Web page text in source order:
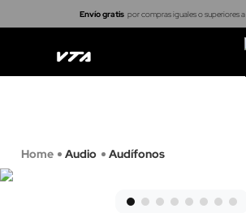
Envío gratis por compras iguales o superiores a
Audio Audífonos